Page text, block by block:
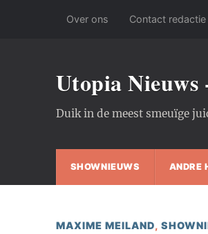
Over ons Contact redactie
Utopia Nieuws
Duik in de meest smeuïge
SHOWNIEUWS ANDRE
MAXIME MEILAND,